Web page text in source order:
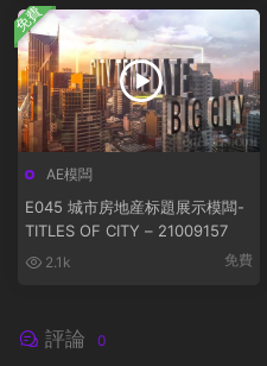
AE模闆
E045 城市房地産标題展示模闆-
TITLES OF CITY – 21009157
2.1k 免費
免費
評論 0